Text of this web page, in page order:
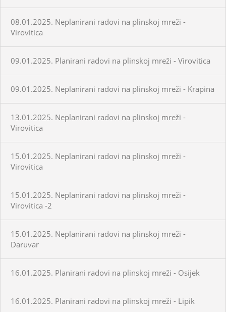
08.01.2025. Neplanirani radovi na plinskoj mreži -
Virovitica
09.01.2025. Planirani radovi na plinskoj mreži - Virovitica
09.01.2025. Neplanirani radovi na plinskoj mreži - Krapina
13.01.2025. Neplanirani radovi na plinskoj mreži -
Virovitica
15.01.2025. Neplanirani radovi na plinskoj mreži -
Virovitica
15.01.2025. Neplanirani radovi na plinskoj mreži -
Virovitica -2
15.01.2025. Neplanirani radovi na plinskoj mreži -
Daruvar
16.01.2025. Planirani radovi na plinskoj mreži - Osijek
16.01.2025. Planirani radovi na plinskoj mreži - Lipik